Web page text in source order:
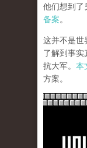
他们想到了
备案。
这并不是世
了解到事实
抗大军。 本
方案。